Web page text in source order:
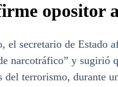
opositor
el secretario de Estado
narcotráfico” y sugirió
del terrorismo, durante